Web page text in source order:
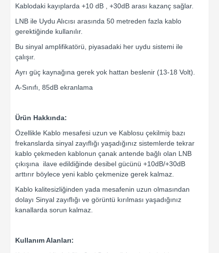
Kablodaki kayıplarda +10 dB , +30dB arası kazanç sağlar.
LNB ile Uydu Alıcısı arasında 50 metreden fazla kablo
gerektiğinde kullanılır.
Bu sinyal amplifikatörü, piyasadaki her uydu sistemi ile
çalışır.
Ayrı güç kaynağına gerek yok hattan beslenir (13-18 Volt).
A-Sınıfı, 85dB ekranlama
Ürün Hakkında:
Özellikle Kablo mesafesi uzun ve Kablosu çekilmiş bazı
frekanslarda sinyal zayıflığı yaşadığınız sistemlerde tekrar
kablo çekmeden kablonun çanak antende bağlı olan LNB
çıkışına ilave edildiğinde desibel gücünü +10dB/+30dB
arttırır böylece yeni kablo çekmenize gerek kalmaz.
Kablo kalitesizliğinden yada mesafenin uzun olmasından
dolayı Sinyal zayıflığı ve görüntü kırılması yaşadığınız
kanallarda sorun kalmaz.
Kullanım Alanları: